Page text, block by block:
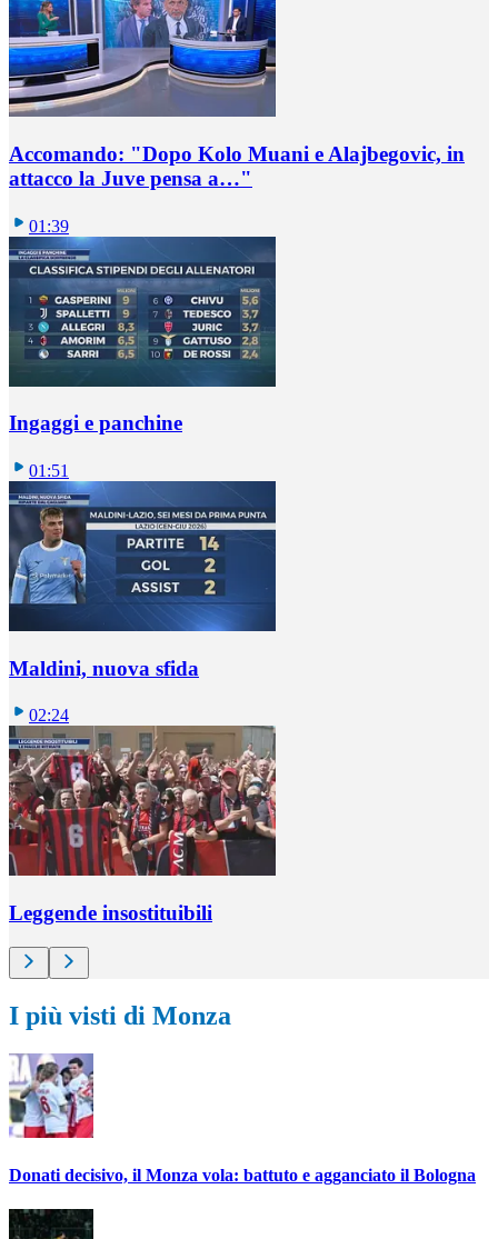
Accomando: "Dopo Kolo Muani e Alajbegovic, in
attacco la Juve pensa a…"
01:39
Ingaggi e panchine
01:51
Maldini, nuova sfida
02:24
Leggende insostituibili
I più visti di Monza
Donati decisivo, il Monza vola: battuto e agganciato il Bologna